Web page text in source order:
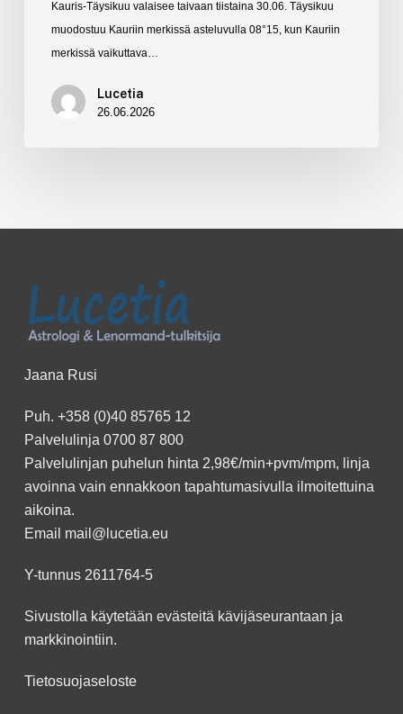
syyllisyyttä?
Kauris-Täysikuu valaisee taivaan tiistaina 30.06. Täysikuu
muodostuu Kauriin merkissä asteluvulla 08°15, kun Kauriin
merkissä vaikuttava…
Lucetia
26.06.2026
Jaana Rusi
Puh. +358 (0)40 85765 12
Palvelulinja 0700 87 800
Palvelulinjan puhelun hinta 2,98€/min+pvm/mpm, linja
avoinna vain ennakkoon tapahtumasivulla ilmoitettuina
aikoina.
Email mail@lucetia.eu
Y-tunnus 2611764-5
Sivustolla käytetään evästeitä kävijäseurantaan ja
markkinointiin.
Tietosuojaseloste